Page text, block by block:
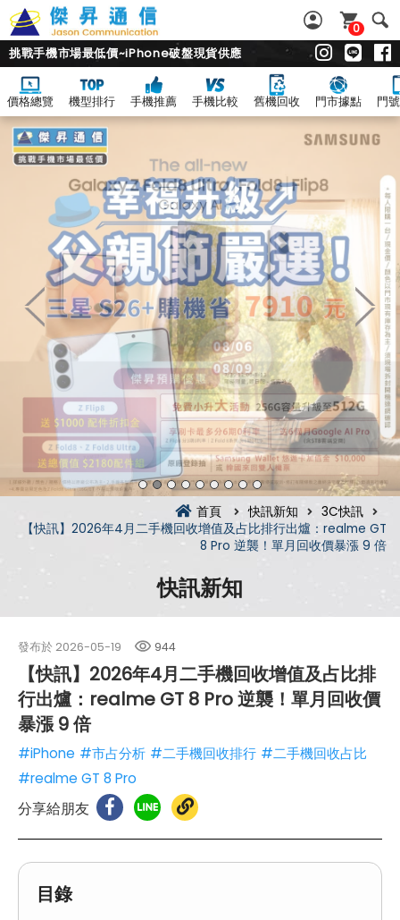
0
挑戰手機市場最低價~iPhone破盤現貨供應
價格總覽 機型排行 手機推薦 手機比較 舊機回收 門市據點 門
首頁 快訊新知
3C快訊
【快訊】2026年4月二手機回收增值及占比排行出爐：realme GT
8 Pro 逆襲！單月回收價暴漲 9 倍
快訊新知
發布於 2026-05-19 944
【快訊】2026年4月二手機回收增值及占比排
行出爐：realme GT 8 Pro 逆襲！單月回收價
暴漲 9 倍
#iPhone #市占分析 #二手機回收排行 #二手機回收占比
#realme GT 8 Pro
分享給朋友
目錄